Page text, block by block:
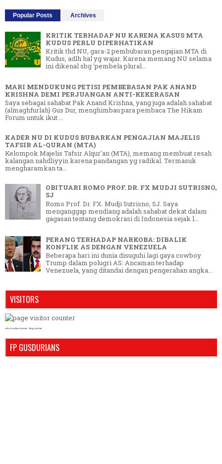
Popular Posts Archives
KRITIK TERHADAP NU KARENA KASUS MTA
KUDUS PERLU DIPERHATIKAN
Kritik thd NU, gara-2 pembubaran pengajian MTA di
Kudus, adlh hal yg wajar. Karena memang NU selama
ini dikenal sbg 'pembela plural...
MARI MENDUKUNG PETISI PEMBEBASAN PAK ANAND
KRISHNA DEMI PERJUANGAN ANTI-KEKERASAN
Saya sebagai sahabat Pak Anand Krishna, yang juga adalah sahabat
(almaghfurlah) Gus Dur, menghimbau para pembaca The Hikam
Forum untuk ikut ...
KADER NU DI KUDUS BUBARKAN PENGAJIAN MAJELIS
TAFSIR AL-QURAN (MTA)
Kelompok Majelis Tafsir Alqur'an (MTA), memang membuat resah
kalangan nahdliyyin karena pandangan yg radikal. Termasuk
mengharamkan ta...
OBITUARI ROMO PROF. DR. FX MUDJI SUTRISNO,
SJ
Romo Prof. Dr. FX. Mudji Sutrisno, SJ. Saya
menganggap mendiang adalah sahabat dekat dalam
gagasan tentang demokrasi di Indonesia sejak l...
PERANG TERHADAP NARKOBA: DIBALIK
KONFLIK AS DENGAN VENEZUELA
Beberapa hari ini dunia disuguhi lagi gaya cowboy
Trump dalam polugri AS: Ancaman terhadap
Venezuela, yang ditandai dengan pengerahan angka...
VISITORS
who is online counter blog counter
FP GUSDURIANS